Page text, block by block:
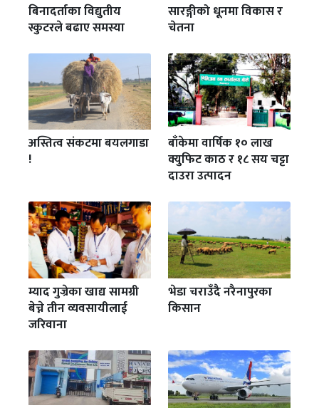
बिनादर्ताका विद्युतीय
स्कुटरले बढाए समस्या
सारङ्गीको धूनमा विकास र
चेतना
अस्तित्व संकटमा बयलगाडा
!
बाँकेमा वार्षिक १० लाख
क्युफिट काठ र १८ सय चट्टा
दाउरा उत्पादन
म्याद गुज्रेका खाद्य सामग्री
बेच्ने तीन व्यवसायीलाई
जरिवाना
भेडा चराउँदै नरैनापुरका
किसान